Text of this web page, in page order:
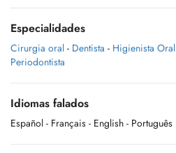
Especialidades
Cirurgia oral - Dentista - Higienista Oral
Periodontista
Idiomas falados
Español - Français - English - Português